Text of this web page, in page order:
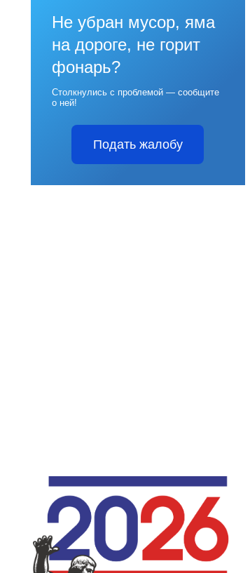
Не убран мусор, яма
на дороге, не горит
фонарь?
Столкнулись с проблемой — сообщите
о ней!
Подать жалобу